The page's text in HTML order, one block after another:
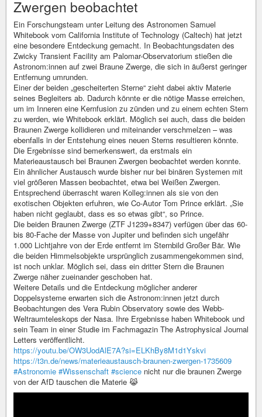
Zwergen beobachtet
Ein Forschungsteam unter Leitung des Astronomen Samuel
Whitebook vom California Institute of Technology (Caltech) hat jetzt
eine besondere Entdeckung gemacht. In Beobachtungsdaten des
Zwicky Transient Facility am Palomar-Observatorium stießen die
Astronom:innen auf zwei Braune Zwerge, die sich in äußerst geringer
Entfernung umrunden.
Einer der beiden „gescheiterten Sterne“ zieht dabei aktiv Materie
seines Begleiters ab. Dadurch könnte er die nötige Masse erreichen,
um im Inneren eine Kernfusion zu zünden und zu einem echten Stern
zu werden, wie Whitebook erklärt. Möglich sei auch, dass die beiden
Braunen Zwerge kollidieren und miteinander verschmelzen – was
ebenfalls in der Entstehung eines neuen Sterns resultieren könnte.
Die Ergebnisse sind bemerkenswert, da erstmals ein
Materieaustausch bei Braunen Zwergen beobachtet werden konnte.
Ein ähnlicher Austausch wurde bisher nur bei binären Systemen mit
viel größeren Massen beobachtet, etwa bei Weißen Zwergen.
Entsprechend überrascht waren Kolleg:innen als sie von den
exotischen Objekten erfuhren, wie Co-Autor Tom Prince erklärt. „Sie
haben nicht geglaubt, dass es so etwas gibt“, so Prince.
Die beiden Braunen Zwerge (ZTF J1239+8347) verfügen über das 60-
bis 80-Fache der Masse von Jupiter und befinden sich ungefähr
1.000 Lichtjahre von der Erde entfernt im Sternbild Großer Bär. Wie
die beiden Himmelsobjekte ursprünglich zusammengekommen sind,
ist noch unklar. Möglich sei, dass ein dritter Stern die Braunen
Zwerge näher zueinander geschoben hat.
Weitere Details und die Entdeckung möglicher anderer
Doppelsysteme erwarten sich die Astronom:innen jetzt durch
Beobachtungen des Vera Rubin Observatory sowie des Webb-
Weltraumteleskops der Nasa. Ihre Ergebnisse haben Whitebook und
sein Team in einer Studie im Fachmagazin The Astrophysical Journal
Letters veröffentlicht.
https://youtu.be/OW3UodAlE7A?si=ELKhBy8M1d1Yskvi
https://t3n.de/news/materieaustausch-braunen-zwergen-1735609
#Astronomie #Wissenschaft #science nicht nur die braunen Zwerge
von der AfD tauschen die Materie 😹